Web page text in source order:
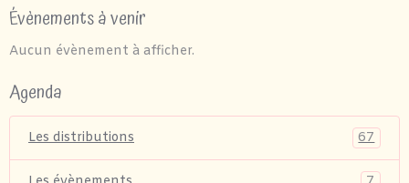
Évènements à venir
Aucun évènement à afficher.
Agenda
Les distributions 67